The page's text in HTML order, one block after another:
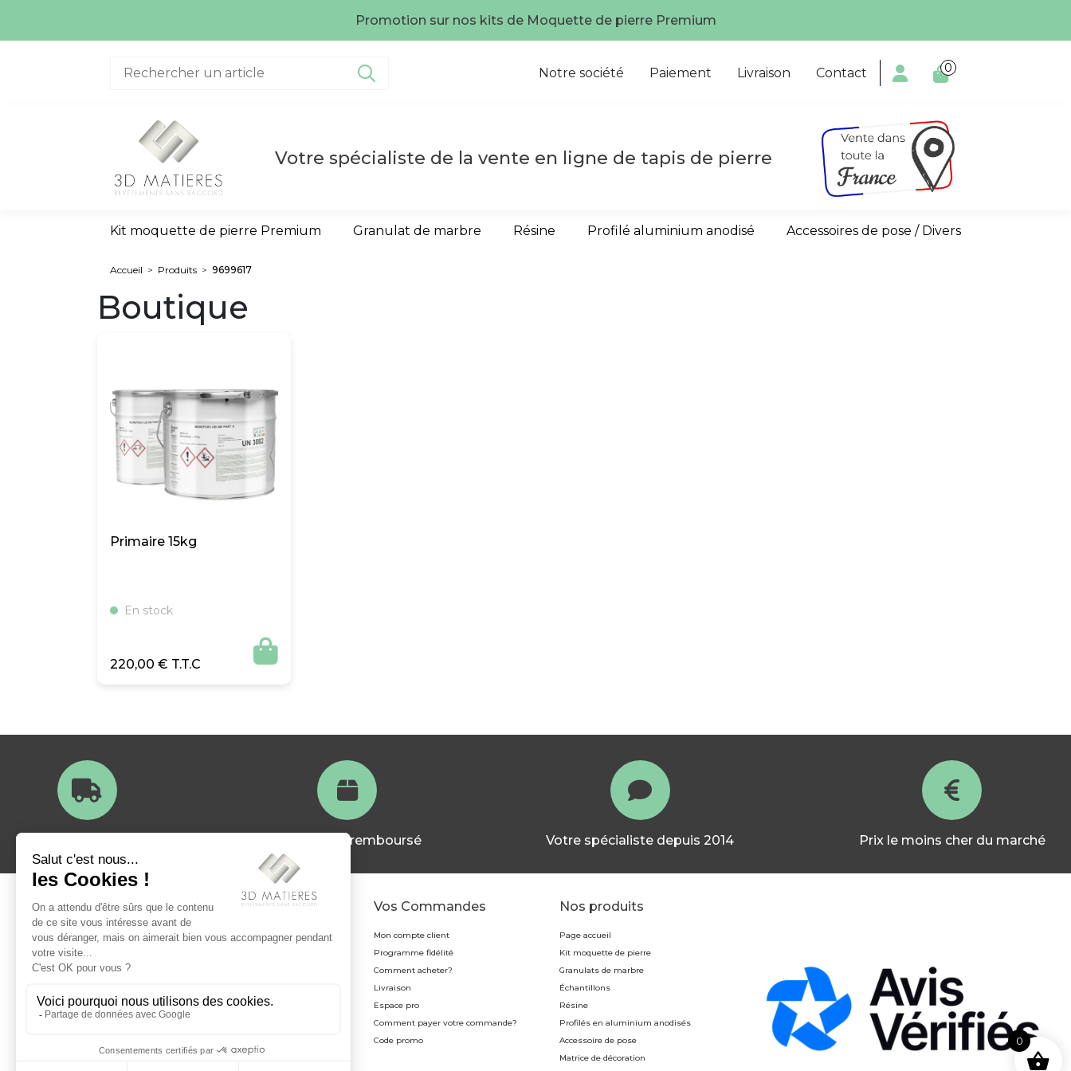
Promotion sur nos kits de Moquette de pierre Premium
Notre société Paiement Livraison Contact  0
Votre spécialiste de la vente en ligne de tapis de pierre
Kit moquette de pierre Premium Granulat de marbre Résine Profilé aluminium anodisé Accessoires de pose / Divers
Accueil > Produits > 9699617
Boutique
Primaire 15kg
En stock
220,00 € 
Satisfait ou remboursé Votre spécialiste depuis 2014 Prix le moins cher du marché
A propos
Qui sommes nous?
Modes de paiement
Conditions générales de vente
Vos Commandes
Mon compte client
Programme fidélité
Comment acheter?
Livraison
Espace pro
Comment payer votre commande?
Code promo
Nos produits
Page accueil
Kit moquette de pierre
Granulats de marbre
Échantillons
Résine
Profilés en aluminium anodisés
Accessoire de pose
Matrice de décoration
0